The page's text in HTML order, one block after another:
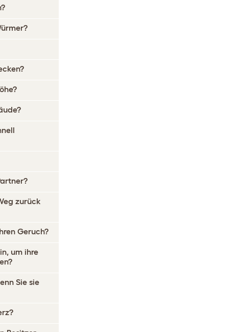
zurück
Geruch?
um ihre
Sie sie